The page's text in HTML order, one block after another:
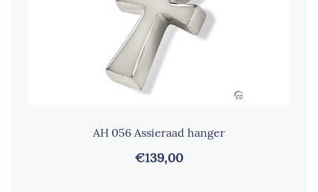
AH 056 Assieraad hanger
€139,00